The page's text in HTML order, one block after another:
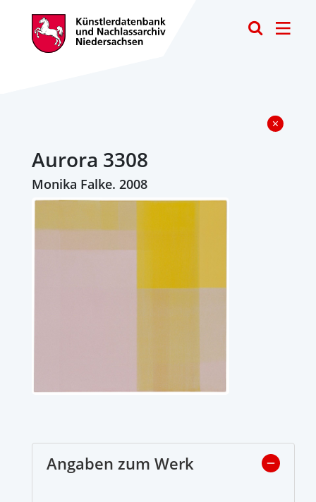
Aurora 3308
Monika Falke. 2008
Angaben zum Werk